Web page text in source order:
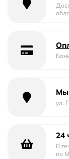
Мы
ул.
24
В
по